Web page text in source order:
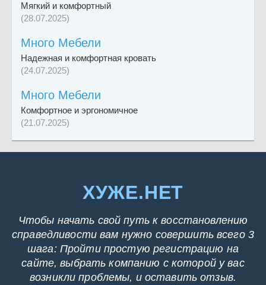
Мягкий и комфортный
(28.07.2025)
Много Мебели
Надежная и комфортная кровать
(24.07.2025)
Много Мебели
Комфортное и эргономичное
(21.07.2025)
ХУЖЕ.НЕТ
Чтобы начать свой путь к восстановлению
справедливости вам нужно совершить всего 3
шага: Пройти простую регистрацию на
сайте, выбрать компанию с которой у вас
возникли проблемы, и оставить отзыв.